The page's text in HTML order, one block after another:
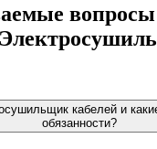
кабелей и
обязанности?